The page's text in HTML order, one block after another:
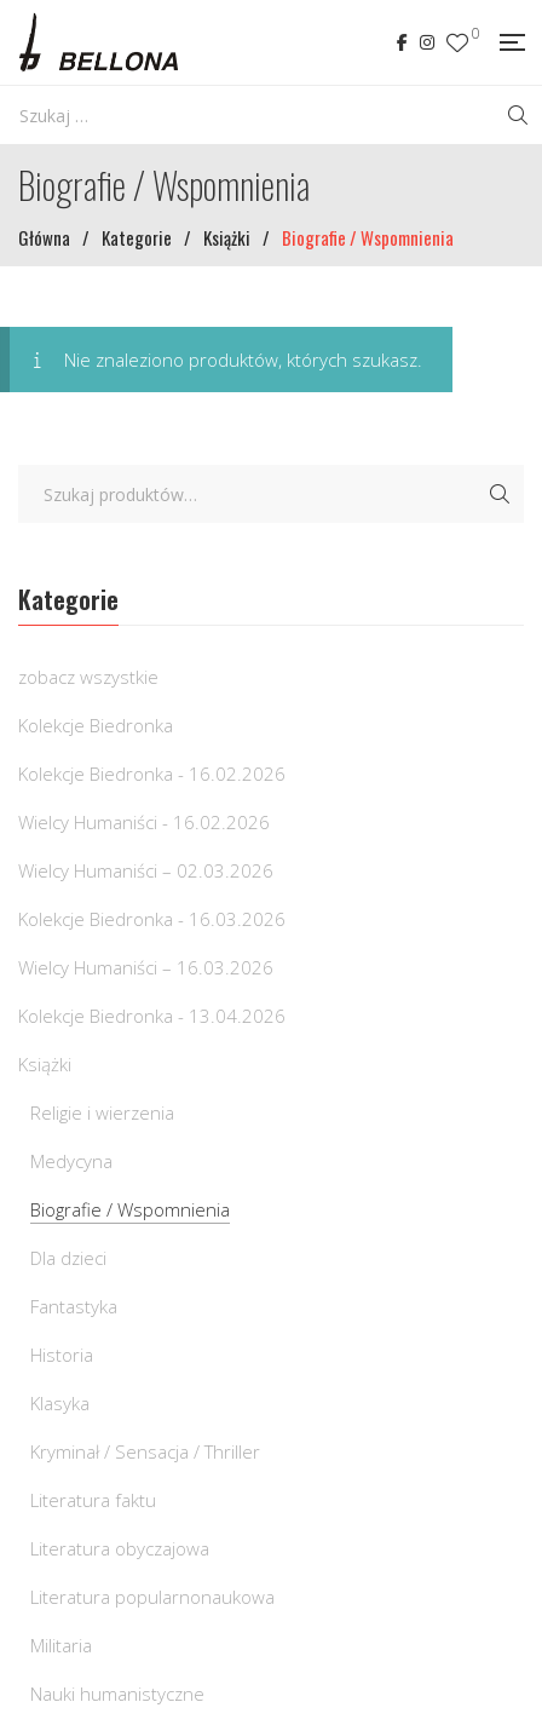
0
Biografie / Wspomnienia
Główna / Kategorie / Książki / Biografie / Wspomnienia
Nie znaleziono produktów, których szukasz.
Kategorie
zobacz wszystkie
Kolekcje Biedronka
Kolekcje Biedronka - 16.02.2026
Wielcy Humaniści - 16.02.2026
Wielcy Humaniści – 02.03.2026
Kolekcje Biedronka - 16.03.2026
Wielcy Humaniści – 16.03.2026
Kolekcje Biedronka - 13.04.2026
Książki
Religie i wierzenia
Medycyna
Biografie / Wspomnienia
Dla dzieci
Fantastyka
Historia
Klasyka
Kryminał / Sensacja / Thriller
Literatura faktu
Literatura obyczajowa
Literatura popularnonaukowa
Militaria
Nauki humanistyczne